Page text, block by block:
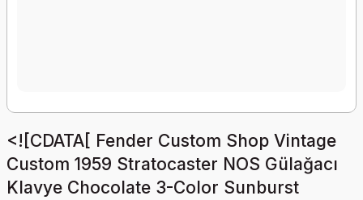
<![CDATA[ Fender Custom Shop Vintage
Custom 1959 Stratocaster NOS Gülağacı
Klavye Chocolate 3-Color Sunburst